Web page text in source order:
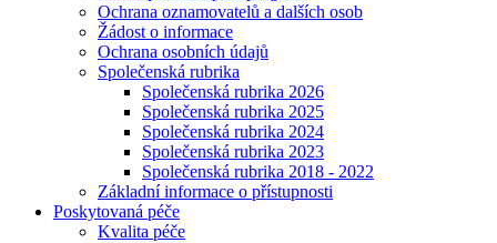
Ochrana oznamovatelů a dalších osob
Žádost o informace
Ochrana osobních údajů
Společenská rubrika
Společenská rubrika 2026
Společenská rubrika 2025
Společenská rubrika 2024
Společenská rubrika 2023
Společenská rubrika 2018 - 2022
Základní informace o přístupnosti
Poskytovaná péče
Kvalita péče